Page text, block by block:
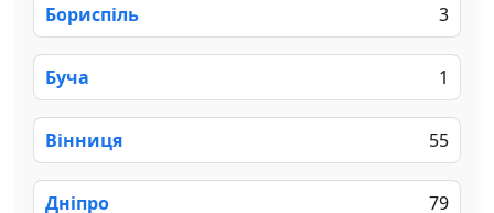
Бориспіль 3
Буча 1
Вінниця 55
Дніпро 79